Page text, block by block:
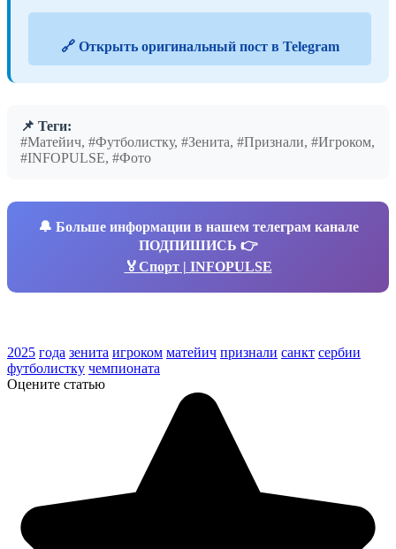
🔗 Открыть оригинальный пост в Telegram
📌 Теги:
#Матейич, #Футболистку, #Зенита, #Признали, #Игроком,
#INFOPULSE, #Фото
🔔 Больше информации в нашем телеграм канале
ПОДПИШИСЬ 👉
🏅Спорт | INFOPULSE
2025 года зенита игроком матейич признали санкт сербии
футболистку чемпионата
Оцените статью